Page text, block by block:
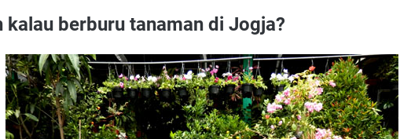
kalau berburu tanaman di Jogja?